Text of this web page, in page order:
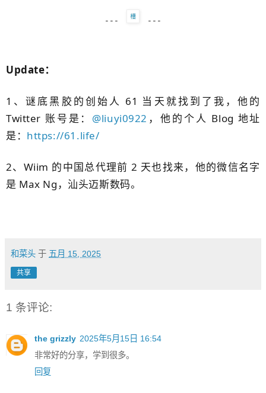
--- ---
Update：
1、谜底黑胶的创始人 61 当天就找到了我，他的
Twitter 账号是： @liuyi0922 ，他的个人 Blog 地址
是： https://61.life/
2、Wiim 的中国总代理前 2 天也找来，他的微信名字
是 Max Ng，汕头迈斯数码。
和菜头 于 五月 15, 2025
共享
1 条评论:
the grizzly 2025年5月15日 16:54
非常好的分享，学到很多。
回复